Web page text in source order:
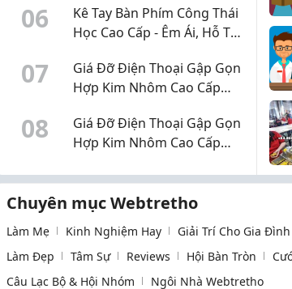
(UKM)
06
Kê Tay Bàn Phím Công Thái
Học Cao Cấp - Êm Ái, Hỗ Trợ
07
Giá Đỡ Điện Thoại Gập Gọn
Hợp Kim Nhôm Cao Cấp
08
Giá Đỡ Điện Thoại Gập Gọn
Hợp Kim Nhôm Cao Cấp
Chuyên mục Webtretho
Làm Mẹ Kinh Nghiệm Hay Giải Trí Cho Gia Đình
Làm Đẹp
Tâm Sự Reviews Hội Bàn Tròn
Câu Lạc Bộ & Hội Nhóm
Ngôi Nhà Webtretho